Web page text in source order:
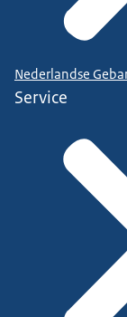
Nederlandse
Service